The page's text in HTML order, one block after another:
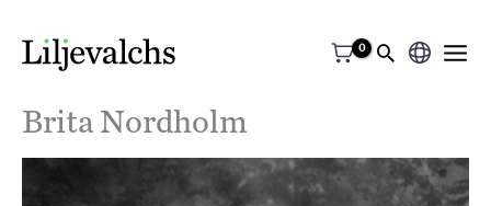
Välj
språk
Brita Nordholm